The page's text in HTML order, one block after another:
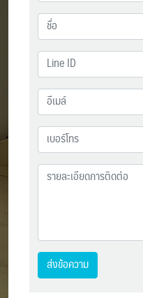
ส่งข้อความ